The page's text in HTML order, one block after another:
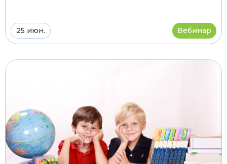
25 июн. Вебинар